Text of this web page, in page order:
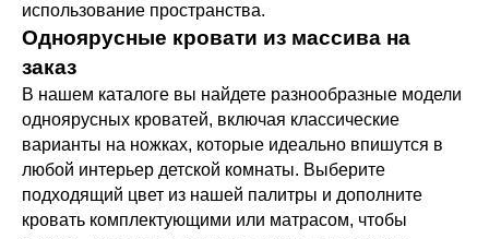
использование пространства.
Одноярусные кровати из массива на
заказ
В нашем каталоге вы найдете разнообразные модели
одноярусных кроватей, включая классические
варианты на ножках, которые идеально впишутся в
любой интерьер детской комнаты. Выберите
подходящий цвет из нашей палитры и дополните
кровать комплектующими или матрасом, чтобы